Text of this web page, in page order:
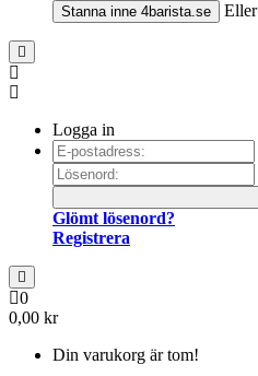
Stanna inne 4barista.se Eller
Logga in
Glömt lösenord?
Registrera
0
0,00 kr
Din varukorg är tom!